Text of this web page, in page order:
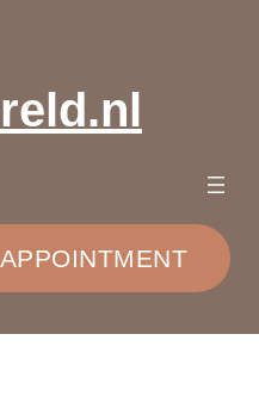
APPOINTMENT